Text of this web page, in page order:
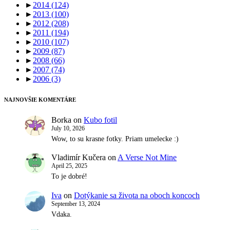
► 2014 (124)
► 2013 (100)
► 2012 (208)
► 2011 (194)
► 2010 (107)
► 2009 (87)
► 2008 (66)
► 2007 (74)
► 2006 (3)
NAJNOVŠIE KOMENTÁRE
Borka on Kubo fotil
July 10, 2026
Wow, to su krasne fotky. Priam umelecke :)
Vladimír Kučera onA Verse Not Mine
April 25, 2025
To je dobré!
Iva on Dotýkanie sa života na oboch koncoch
September 13, 2024
Vdaka.